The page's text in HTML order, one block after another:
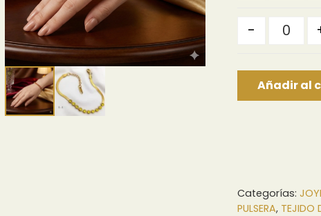
Quantity
-
Añadir al
Categorías:
PULSERA, TEJIDO